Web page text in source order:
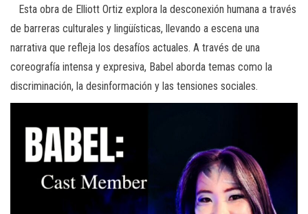
Esta obra de Elliott Ortiz explora la desconexión humana a través
de barreras culturales y lingüísticas, llevando a escena una
narrativa que refleja los desafíos actuales. A través de una
coreografía intensa y expresiva, Babel aborda temas como la
discriminación, la desinformación y las tensiones sociales.